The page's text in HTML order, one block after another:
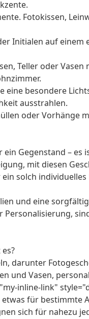
Fotokissen,
Initialen auf
Teller oder
eine besondere
ausstrahlen.
oder Vorhänge
Gegenstand –
mit diesen
solch
und eine
darunter
und Vasen,
inline-link"
für bestimmte
sich für nahezu